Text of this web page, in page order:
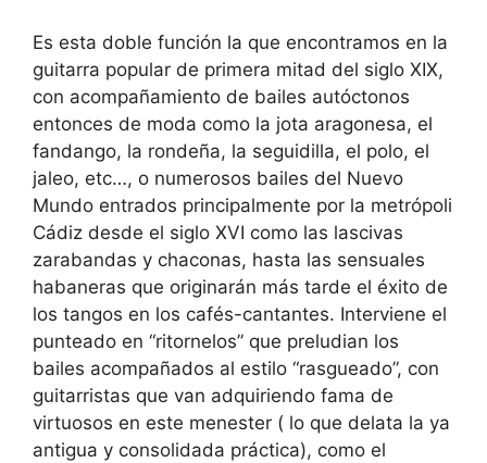
Es esta doble función la que encontramos en la
guitarra popular de primera mitad del siglo XIX,
con acompañamiento de bailes autóctonos
entonces de moda como la jota aragonesa, el
fandango, la rondeña, la seguidilla, el polo, el
jaleo, etc…, o numerosos bailes del Nuevo
Mundo entrados principalmente por la metrópoli
Cádiz desde el siglo XVI como las lascivas
zarabandas y chaconas, hasta las sensuales
habaneras que originarán más tarde el éxito de
los tangos en los cafés-cantantes. Interviene el
punteado en “ritornelos” que preludian los
bailes acompañados al estilo “rasgueado”, con
guitarristas que van adquiriendo fama de
virtuosos en este menester ( lo que delata la ya
antigua y consolidada práctica), como el